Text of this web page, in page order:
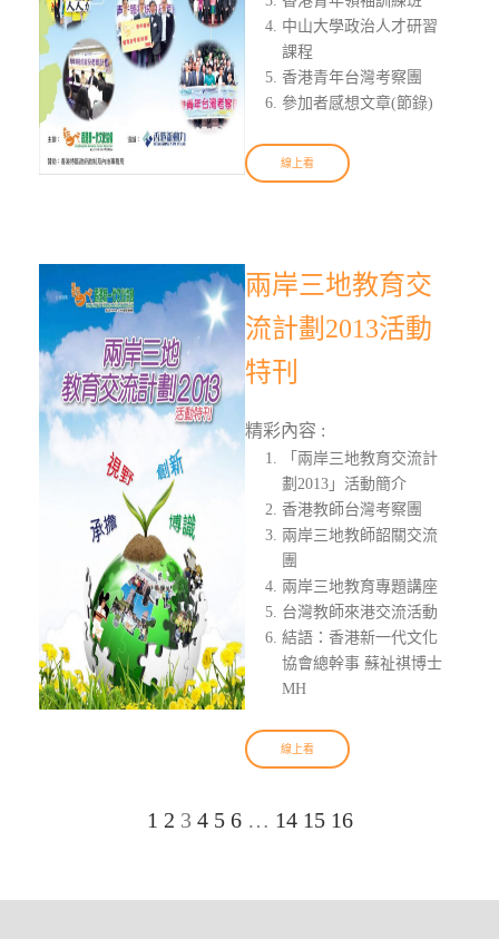
中山大學政治人才研習
課程
香港青年台灣考察團
參加者感想文章(節錄)
線上看
兩岸三地教育交
流計劃2013活動
特刊
精彩內容 :
「兩岸三地教育交流計
劃2013」活動簡介
香港教師台灣考察團
兩岸三地教師韶關交流
團
兩岸三地教育專題講座
台灣教師來港交流活動
結語：香港新一代文化
協會總幹事 蘇祉祺博士
MH
線上看
1 2 3 4 5 6 … 14 15 16